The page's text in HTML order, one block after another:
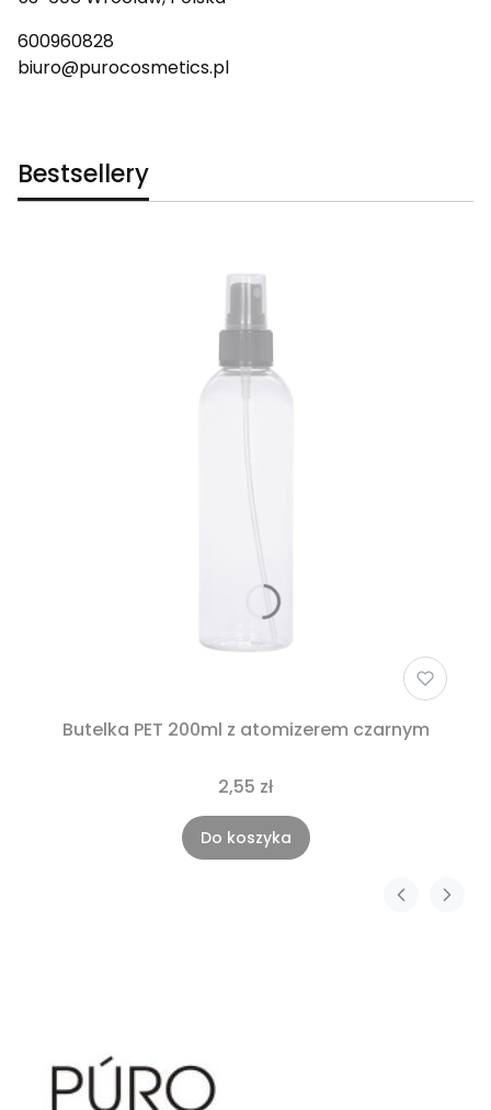
600960828
biuro@purocosmetics.pl
Bestsellery
Butelka PET 200ml z atomizerem czarnym
2,55 zł
Do koszyka